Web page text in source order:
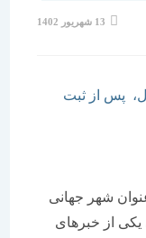
جهانی
خبرهای